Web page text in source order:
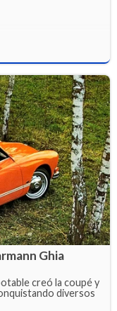
Ghia
creó la coupé y
diversos